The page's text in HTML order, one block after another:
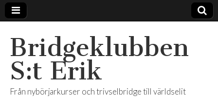
Bridgeklubben
S:t Erik
Från nybörjarkurser och trivselbridge till världselit